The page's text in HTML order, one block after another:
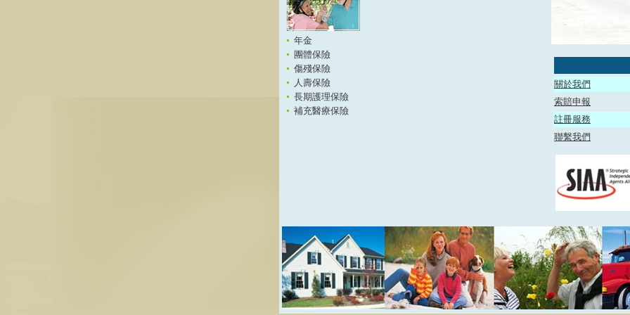
年金
團體保險
傷殘保險
人壽保險
長期護理保險
補充醫療保險
關於我們
索賠申報
註冊服務
聯繫我們